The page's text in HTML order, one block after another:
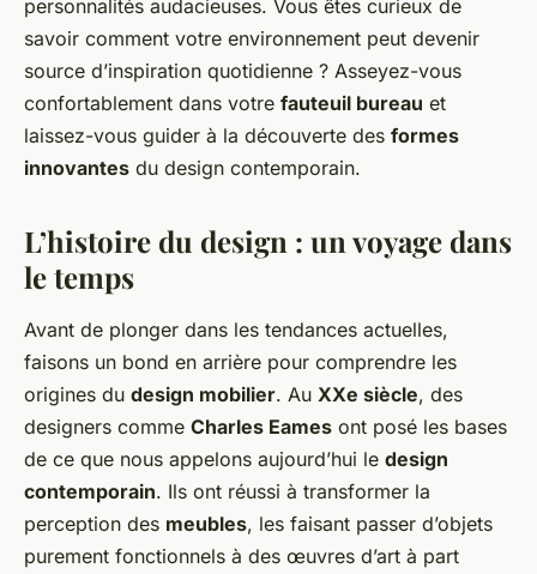
personnalités audacieuses. Vous êtes curieux de
savoir comment votre environnement peut devenir
source d’inspiration quotidienne ? Asseyez-vous
confortablement dans votre fauteuil bureau et
laissez-vous guider à la découverte des formes
innovantes du design contemporain.
L’histoire du design : un voyage dans
le temps
Avant de plonger dans les tendances actuelles,
faisons un bond en arrière pour comprendre les
origines du design mobilier. Au XXe siècle, des
designers comme Charles Eames ont posé les bases
de ce que nous appelons aujourd’hui le design
contemporain. Ils ont réussi à transformer la
perception des meubles, les faisant passer d’objets
purement fonctionnels à des œuvres d’art à part